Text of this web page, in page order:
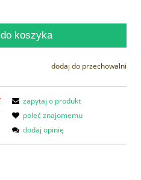
do koszyka
dodaj do przechowalni
zapytaj o produkt
poleć znajomemu
dodaj opinię